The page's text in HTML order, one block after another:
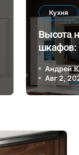
Кухня
Высота
шкафов:
Андрей
Авг 2,